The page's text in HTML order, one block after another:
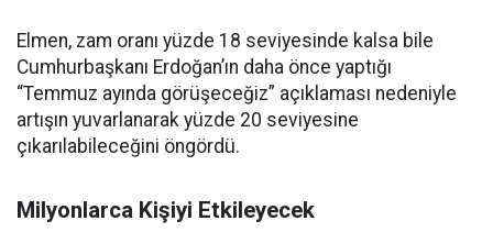
Elmen, zam oranı yüzde 18 seviyesinde kalsa bile
Cumhurbaşkanı Erdoğan’ın daha önce yaptığı
“Temmuz ayında görüşeceğiz” açıklaması nedeniyle
artışın yuvarlanarak yüzde 20 seviyesine
çıkarılabileceğini öngördü.
Milyonlarca Kişiyi Etkileyecek